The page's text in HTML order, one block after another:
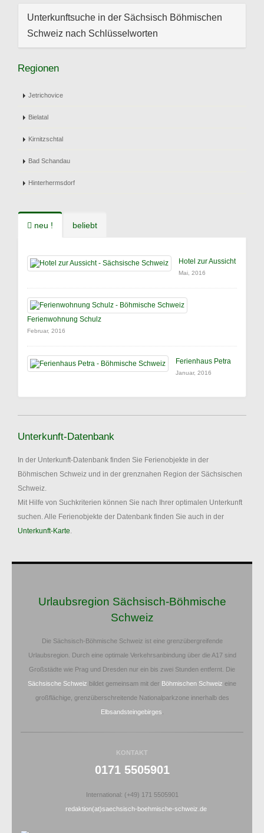
Unterkunftsuche in der Sächsisch Böhmischen
Schweiz nach Schlüsselworten
Regionen
Jetrichovice
Bielatal
Kirnitzschtal
Bad Schandau
Hinterhermsdorf
neu ! beliebt
Hotel zur Aussicht
Mai, 2016
Ferienwohnung Schulz
Februar, 2016
Ferienhaus Petra
Januar, 2016
Unterkunft-Datenbank
In der Unterkunft-Datenbank finden Sie Ferienobjekte in der
Böhmischen Schweiz und in der grenznahen Region der Sächsischen
Schweiz.
Mit Hilfe von Suchkriterien können Sie nach Ihrer optimalen Unterkunft
suchen. Alle Ferienobjekte der Datenbank finden Sie auch in der
Unterkunft-Karte.
Urlaubsregion Sächsisch-Böhmische
Schweiz
Die Sächsisch-Böhmische Schweiz ist eine grenzübergreifende
Urlaubsregion. Durch eine optimale Verkehrsanbindung über die A17 sind
Großstädte wie Prag und Dresden nur ein bis zwei Stunden entfernt. Die
Sächsische Schweiz bildet gemeinsam mit der Böhmischen Schweiz eine
großflächige, grenzüberschreitende Nationalparkzone innerhalb des
Elbsandsteingebirges
KONTAKT
0171 5505901
International: (+49) 171 5505901
redaktion(at)saechsisch-boehmische-schweiz.de